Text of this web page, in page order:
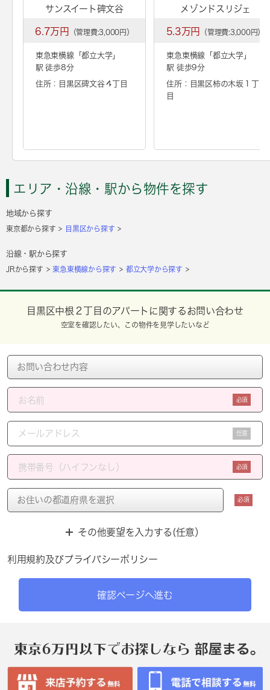
サンスイート碑文谷
6.7万円 （管理費:3,000円）
東急東横線「都立大学」
駅 徒歩8分
住所：目黒区碑文谷４丁目
メゾンドスリジェ
5.3万円 （管理費:3,000円）
東急東横線「 都立大学」
駅 徒歩9分
住所：目黒区柿の木坂１丁
目
エリア・沿線・駅から物件を探す
地域から探す
東京都から探す 目黒区から探す
沿線・駅から探す
JRから探す 東急東横線から探す 都立大学から探す
目黒区中根２丁目のアパートに関するお問い合わせ
空室を確認したい、この物件を見学したいなど
必須
任意
必須
必須
その他要望を入力する(任意）
利用規約及びプライバシーポリシー
確認ページへ進む